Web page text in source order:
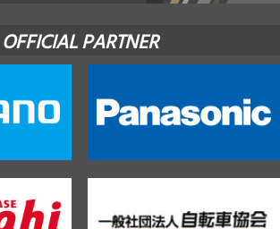
OFFICIAL PARTNER